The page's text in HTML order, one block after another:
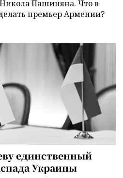
Пашиняна. Что в
премьер Армении?
единственный
Украины